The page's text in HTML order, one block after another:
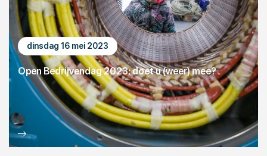
dinsdag 16 mei 2023
Open Bedrijvendag 2023: doet u (weer) mee?